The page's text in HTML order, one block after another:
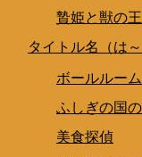
贄姫と獣の王
タイトル名（は
ボールルー
ふしぎの国
美食探偵